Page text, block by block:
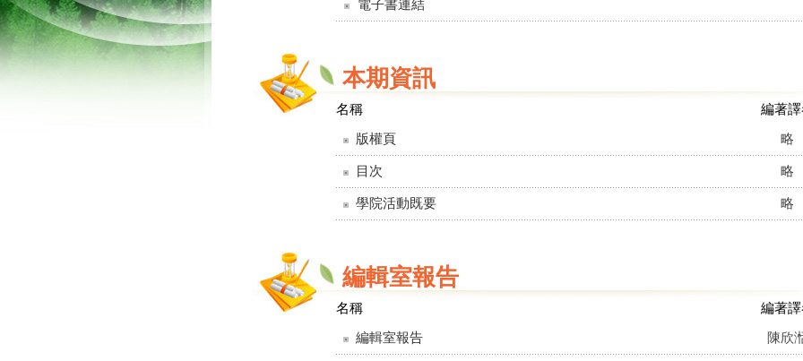
電子書連結
本期資訊
名稱 編著
版權頁 略
目次 略
學院活動既要 略
編輯室報告
名稱 編著
編輯室報告 陳欣